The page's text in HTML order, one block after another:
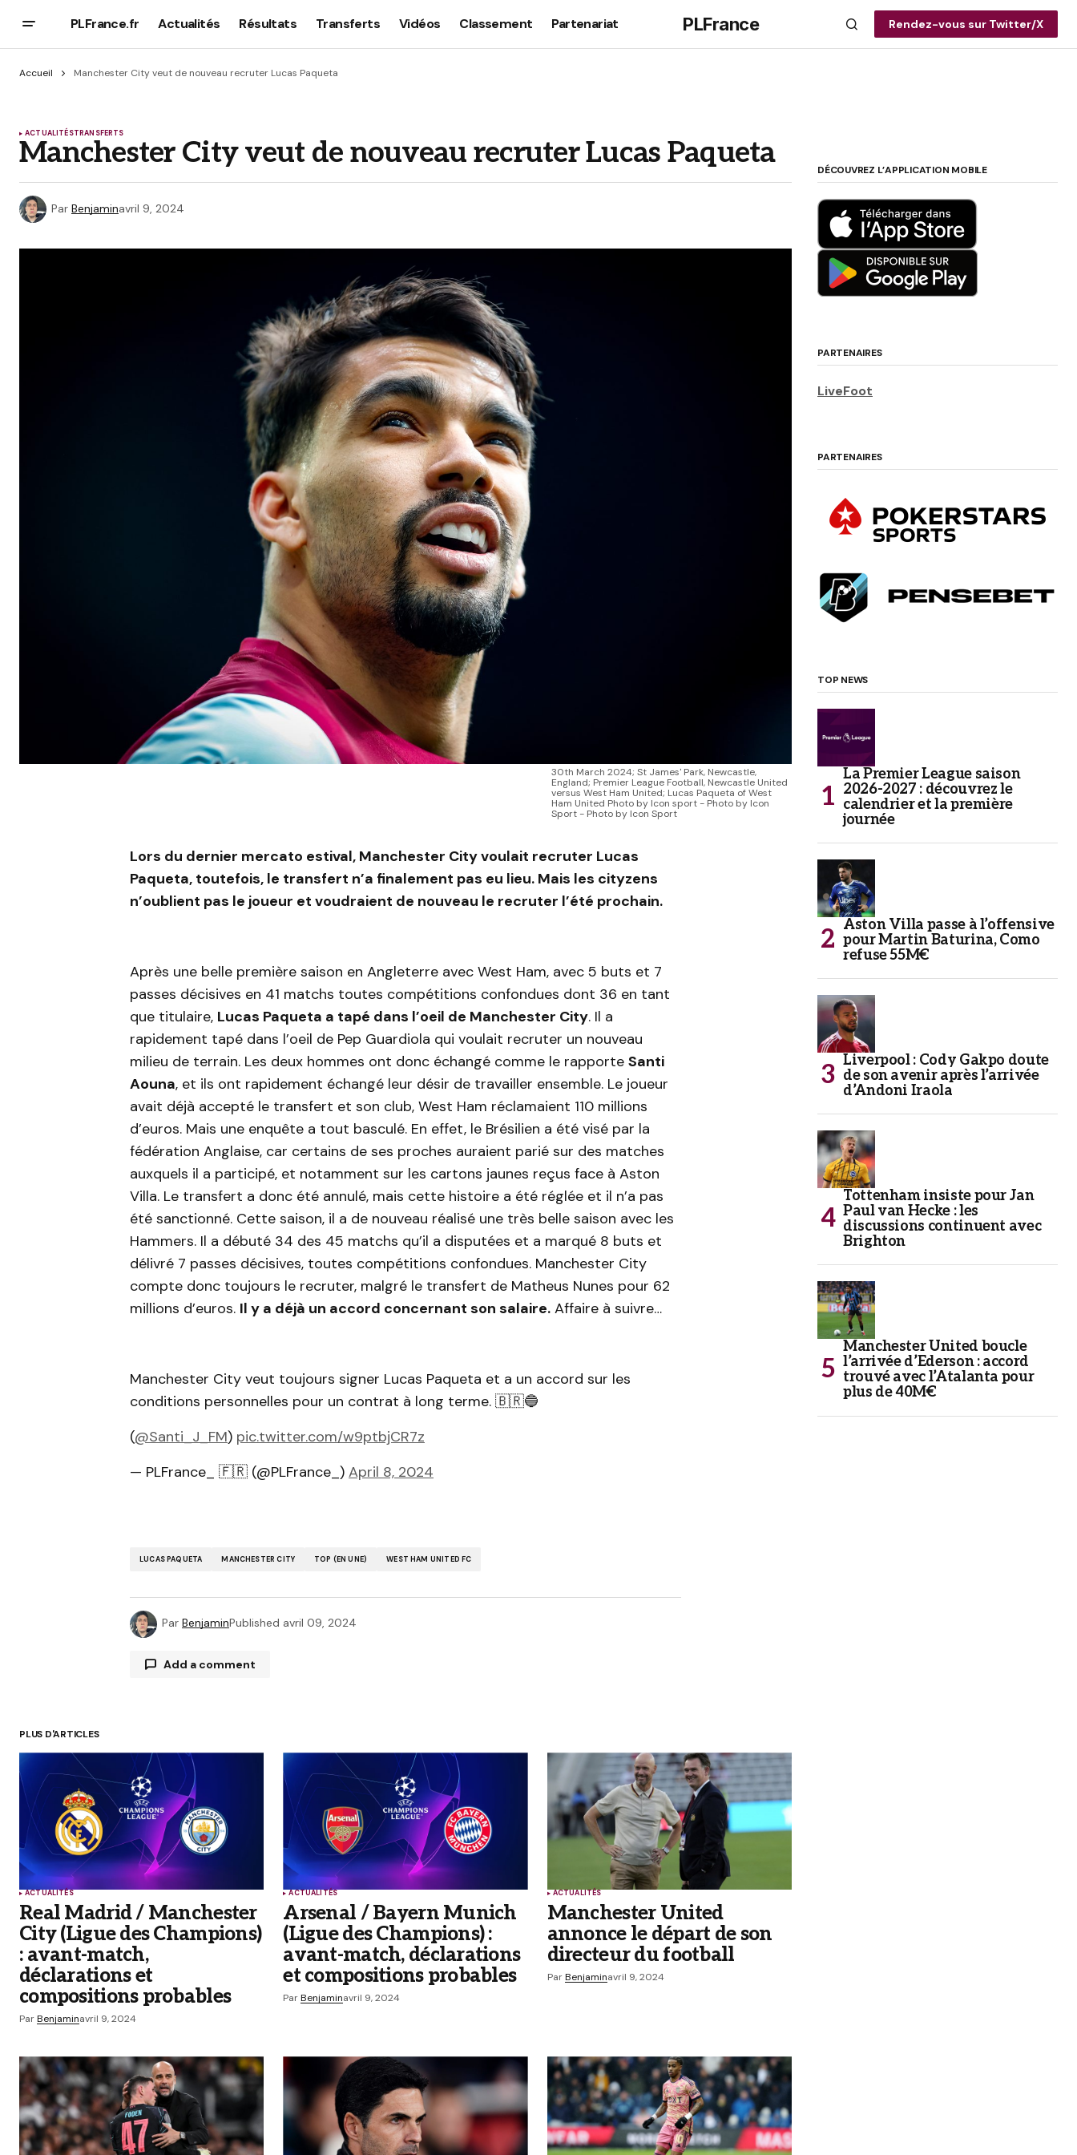
PLFrance.fr Actualités Résultats Transferts Vidéos Classement Partenariat PLFrance Rendez-vous sur Twitter/X
Accueil Manchester City veut de nouveau recruter Lucas Paqueta
ACTUALITÉSTRANSFERTS
Manchester City veut de nouveau recruter Lucas Paqueta
Par Benjaminavril 9, 2024
30th March 2024; St James' Park, Newcastle,
England; Premier League Football, Newcastle United
versus West Ham United; Lucas Paqueta of West
Ham United Photo by Icon sport - Photo by Icon
Sport - Photo by Icon Sport
Lors du dernier mercato estival, Manchester City voulait recruter Lucas
Paqueta, toutefois, le transfert n’a finalement pas eu lieu. Mais les cityzens
n’oublient pas le joueur et voudraient de nouveau le recruter l’été prochain.
Après une belle première saison en Angleterre avec West Ham, avec 5 buts et 7
passes décisives en 41 matchs toutes compétitions confondues dont 36 en tant
que titulaire, Lucas Paqueta a tapé dans l’oeil de Manchester City. Il a
rapidement tapé dans l’oeil de Pep Guardiola qui voulait recruter un nouveau
milieu de terrain. Les deux hommes ont donc échangé comme le rapporte Santi
Aouna, et ils ont rapidement échangé leur désir de travailler ensemble. Le joueur
avait déjà accepté le transfert et son club, West Ham réclamaient 110 millions
d’euros. Mais une enquête a tout basculé. En effet, le Brésilien a été visé par la
fédération Anglaise, car certains de ses proches auraient parié sur des matches
auxquels il a participé, et notamment sur les cartons jaunes reçus face à Aston
Villa. Le transfert a donc été annulé, mais cette histoire a été réglée et il n’a pas
été sanctionné. Cette saison, il a de nouveau réalisé une très belle saison avec les
Hammers. Il a débuté 34 des 45 matchs qu’il a disputées et a marqué 8 buts et
délivré 7 passes décisives, toutes compétitions confondues. Manchester City
compte donc toujours le recruter, malgré le transfert de Matheus Nunes pour 62
millions d’euros. Il y a déjà un accord concernant son salaire. Affaire à suivre…
Manchester City veut toujours signer Lucas Paqueta et a un accord sur les
conditions personnelles pour un contrat à long terme. 🇧🇷🔵
(@Santi_J_FM) pic.twitter.com/w9ptbjCR7z
— PLFrance_ 🇫🇷 (@PLFrance_) April 8, 2024
LUCAS PAQUETA MANCHESTER CITY TOP (EN UNE) WEST HAM UNITED FC
Par BenjaminPublished avril 09, 2024
Add a comment
avec*
Comment
Enregistrer mon nom, mon e-mail et
mon site dans le navigateur pour mon
prochain commentaire.
Submit Comment
PLUS D'ARTICLES
ACTUALITÉS
Real Madrid / Manchester
City (Ligue des Champions)
: avant-match,
déclarations et
compositions probables
ParBenjaminavril 9, 2024
ACTUALITÉS
Arsenal / Bayern Munich
(Ligue des Champions) :
avant-match, déclarations
et compositions probables
Par Benjaminavril 9, 2024
ACTUALITÉS
Manchester United
annonce le départ de son
directeur du football
Par Benjaminavril 9, 2024
DÉCOUVREZ L’APPLICATION MOBILE
PARTENAIRES
LiveFoot
PARTENAIRES
TOP NEWS
La Premier League saison
2026-2027 : découvrez le
calendrier et la première
journée
Aston Villa passe à l’offensive
pour Martin Baturina, Como
refuse 55M€
Liverpool : Cody Gakpo doute
de son avenir après l’arrivée
d’Andoni Iraola
Tottenham insiste pour Jan
Paul van Hecke : les
discussions continuent avec
Brighton
Manchester United boucle
l’arrivée d’Ederson : accord
trouvé avec l’Atalanta pour
plus de 40M€